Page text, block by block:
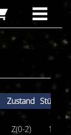
Zustand
Z(0-2) 15,00